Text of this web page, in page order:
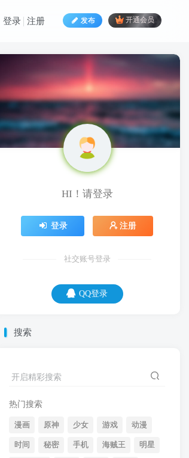
发布 开通会员
登录 注册
HI！请登录
登录 注册
社交账号登录
QQ登录
搜索
开启精彩搜索
热门搜索
漫画 原神 少女 游戏 动漫
时间 秘密 手机 海贼王 明星
HI！请登录
登录 注册
社交账号登录
QQ登录
不是活着好没意思，是穷着好没意思。